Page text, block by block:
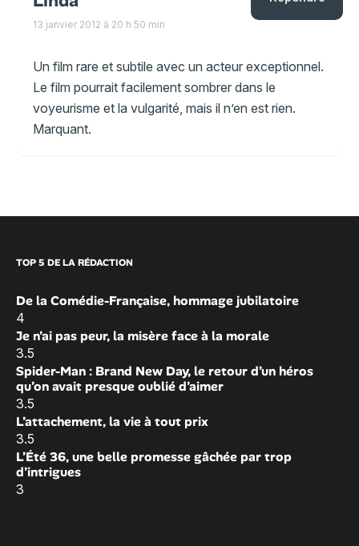
13 janvier 2012 à 20 h 50 min
Un film rare et subtile avec un acteur exceptionnel.
Le film pourrait facilement sombrer dans le
voyeurisme et la vulgarité, mais il n’en est rien.
Marquant.
TOP 5 DE LA RÉDACTION
De la Comédie-Française, hommage jubilatoire
4
Je n’ai pas peur, la misère face à la morale
3.5
Spider-Man : Brand New Day, le retour d’un héros
qu’on avait presque oublié d’aimer
3.5
L’attachement, la vie à tout prix
3.5
L’Été 36, une belle promesse gâchée par trop
d’intrigues
3